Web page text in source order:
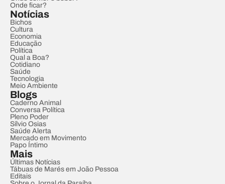
Onde ficar?
Notícias
Bichos
Cultura
Economia
Educação
Política
Qual a Boa?
Cotidiano
Saúde
Tecnologia
Meio Ambiente
Blogs
Caderno Animal
Conversa Política
Pleno Poder
Sílvio Osias
Saúde Alerta
Mercado em Movimento
Papo Íntimo
Mais
Últimas Notícias
Tábuas de Marés em João Pessoa
Editais